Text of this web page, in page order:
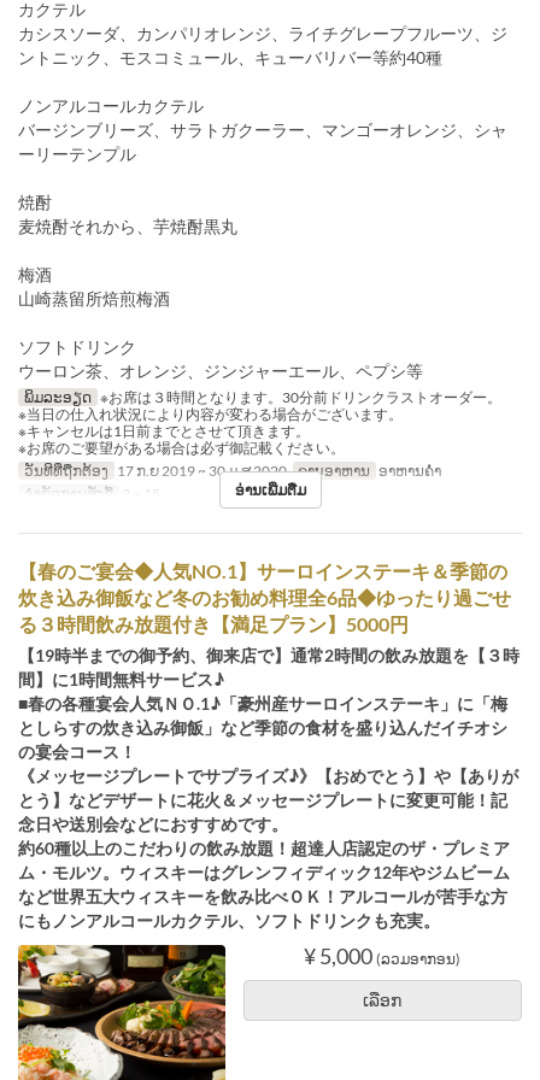
カクテル
カシスソーダ、カンパリオレンジ、ライチグレープフルーツ、ジ
ントニック、モスコミュール、キューバリバー等約40種
ノンアルコールカクテル
バージンブリーズ、サラトガクーラー、マンゴーオレンジ、シャ
ーリーテンプル
焼酎
麦焼酎それから、芋焼酎黒丸
梅酒
山崎蒸留所焙煎梅酒
ソフトドリンク
ウーロン茶、オレンジ、ジンジャーエール、ペプシ等
ພິມລະອຽດ ※お席は３時間となります。30分前ドリンクラストオーダー。
※当日の仕入れ状況により内容が変わる場合がございます。
※キャンセルは1日前までとさせて頂きます。
※お席のご要望がある場合は必ず御記載ください。
ວັນທີທີ່ຖືກຕ້ອງ 17 ກ.ຍ 2019 ~ 30 ມ.ສ 2020 ຄາບອາຫານ ອາຫານຄ່ຳ
ຈຳກັດການສັ່ງຊື້ 2 ~ 15 ອ່ານເພີ່ມຕື່ມ
【春のご宴会◆人気NO.1】サーロインステーキ＆季節の
炊き込み御飯など冬のお勧め料理全6品◆ゆったり過ごせ
る３時間飲み放題付き【満足プラン】5000円
【19時半までの御予約、御来店で】通常2時間の飲み放題を【３時
間】に1時間無料サービス♪
■春の各種宴会人気ＮＯ.1♪「豪州産サーロインステーキ」に「梅
としらすの炊き込み御飯」など季節の食材を盛り込んだイチオシ
の宴会コース！
《メッセージプレートでサプライズ♪》【おめでとう】や【ありが
とう】などデザートに花火＆メッセージプレートに変更可能！記
念日や送別会などにおすすめです。
約60種以上のこだわりの飲み放題！超達人店認定のザ・プレミア
ム・モルツ。ウィスキーはグレンフィディック12年やジムビーム
など世界五大ウィスキーを飲み比べＯＫ！アルコールが苦手な方
にもノンアルコールカクテル、ソフトドリンクも充実。
¥ 5,000 (ລວມອາກອນ)
ເລືອກ